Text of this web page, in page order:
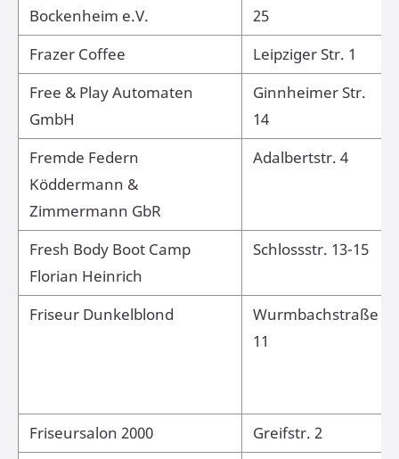
Bockenheim e.V.
25
Frazer Coffee
Leipziger Str. 1
Free & Play Automaten
GmbH
Ginnheimer Str.
14
Fremde Federn
Köddermann &
Zimmermann GbR
Adalbertstr. 4
Fresh Body Boot Camp
Florian Heinrich
Schlossstr. 13-15
Friseur Dunkelblond
Wurmbachstraße
11
Friseursalon 2000
Greifstr. 2